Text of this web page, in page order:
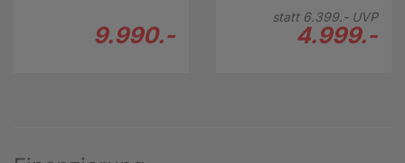
9.990.-
statt 6.399.-UVP
4.999.-